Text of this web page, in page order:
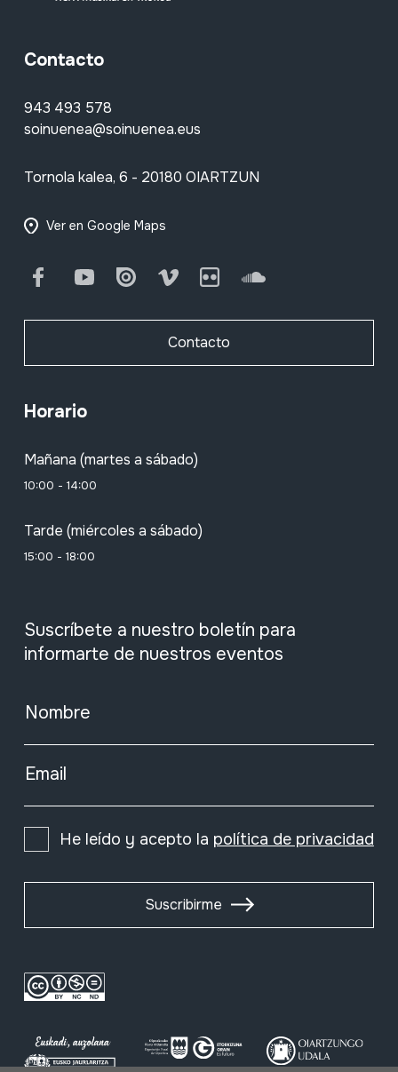
Contacto
943 493 578
soinuenea@soinuenea.eus
Tornola kalea, 6 - 20180 OIARTZUN
Ver en Google Maps
FacebookYoutube Issuu Vimeo Flickr SoundCloud
Contacto
Horario
Mañana (martes a sábado)
10:00 - 14:00
Tarde (miércoles a sábado)
15:00 - 18:00
Suscríbete a nuestro boletín para
informarte de nuestros eventos
Nombre
Email
He leído y acepto la política de privacidad
Suscribirme